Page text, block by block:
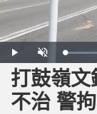
P
l
a
y
U
n
m
u
t
e
打鼓嶺文
不治 警